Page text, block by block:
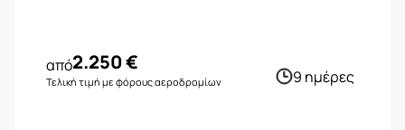
9 ημέρες
από2.250€
Τελική τιμή με φόρους αεροδρομίων